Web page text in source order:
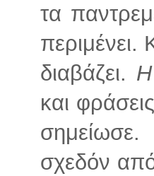
τα
περιμένει.
διαβάζει.
και
σχεδόν